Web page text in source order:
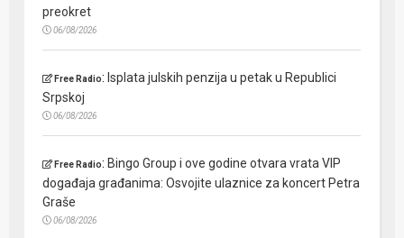
preokret
06/08/2026
Free Radio: Isplata julskih penzija u petak u Republici
Srpskoj
06/08/2026
Free Radio: Bingo Group i ove godine otvara vrata VIP
događaja građanima: Osvojite ulaznice za koncert Petra
Graše
06/08/2026